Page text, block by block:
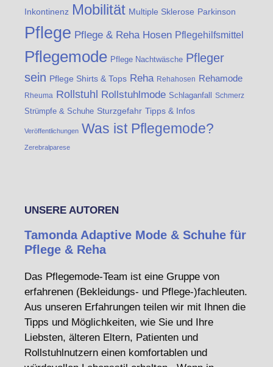
Inkontinenz Mobilität Multiple Sklerose Parkinson
Pflege Pflege & Reha Hosen Pflegehilfsmittel
Pflegemode Pflege Nachtwäsche Pfleger
sein Pflege Shirts & Tops Reha Rehahosen Rehamode
Rheuma Rollstuhl Rollstuhlmode Schlaganfall Schmerz
Strümpfe & Schuhe Sturzgefahr Tipps & Infos
Veröffentlichungen Was ist Pflegemode?
Zerebralparese
UNSERE AUTOREN
Tamonda Adaptive Mode & Schuhe für
Pflege & Reha
Das Pflegemode-Team ist eine Gruppe von
erfahrenen (Bekleidungs- und Pflege-)fachleuten.
Aus unseren Erfahrungen teilen wir mit Ihnen die
Tipps und Möglichkeiten, wie Sie und Ihre
Liebsten, älteren Eltern, Patienten und
Rollstuhlnutzern einen komfortablen und